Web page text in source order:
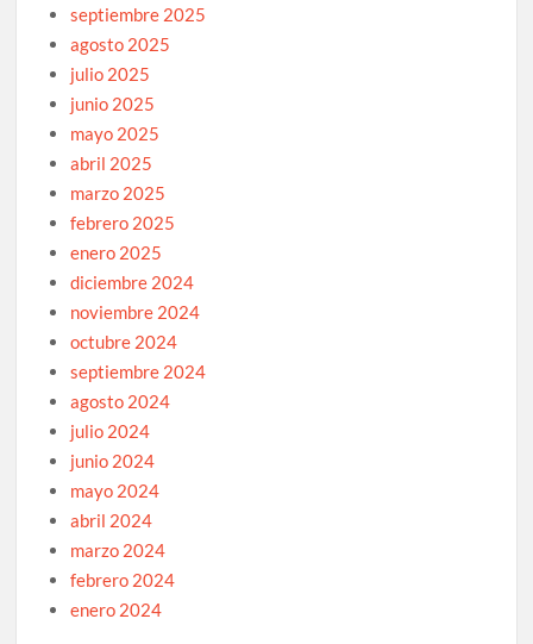
septiembre 2025
agosto 2025
julio 2025
junio 2025
mayo 2025
abril 2025
marzo 2025
febrero 2025
enero 2025
diciembre 2024
noviembre 2024
octubre 2024
septiembre 2024
agosto 2024
julio 2024
junio 2024
mayo 2024
abril 2024
marzo 2024
febrero 2024
enero 2024